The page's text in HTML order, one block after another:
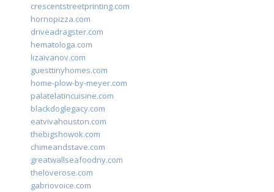
crescentstreetprinting.com
hornopizza.com
driveadragster.com
hematologa.com
lizaivanov.com
guesttinyhomes.com
home-plow-by-meyer.com
palatelatincuisine.com
blackdoglegacy.com
eatvivahouston.com
thebigshowok.com
chimeandstave.com
greatwallseafoodny.com
theloverose.com
gabriovoice.com